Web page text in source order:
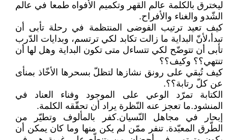
ليخترق بالكلمة عالم القهر وتكميم الأفواه طمعا في عالم
الشّدو والغناء والأفراح.
كيف تعيد ترتيب الفوضى المنتظمة في رحلة تأبى أن
تبدأ،لأنّ البداية ما زالت تكابد لكي ترتسم، وبدايات الدّرب
تأبى أن تتوضّح لكي تتساءل متى تكون البداية وهل لها أن
تنتهي؟؟ وكيف؟؟
كيف تُبقي على رونق نشازها لتظلّ بسحرها الأخّاذ بمنأى
عن كلّ رتابة؟؟.
الكتابة تمرّد الوعي على الموجود وفناء العناد في
المنشود.ما تعجز عنه النّظرة يراد أن تحقّقه الكلمة.
إبحار في مجاهل النّسيان.كفر بالمألوف وتطيّر من
الطّرق المعبّدة. تنفر ممّن لم يكن منها وما كان يمكن أن